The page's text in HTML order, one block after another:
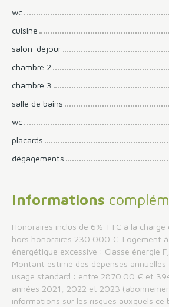
wc
cuisine
salon-déjour
chambre 2
chambre 3
salle de bains
wc
placards
dégagements
Informations
Honoraires inclus de 6% TTC à la charge
hors honoraires 230 000 €. Logement
énergétique excessive : Classe énergie
Montant estimé des dépenses
usage standard : entre 2870.00 € et
années 2021, 2022 et 2023
informations sur les risques auxquels